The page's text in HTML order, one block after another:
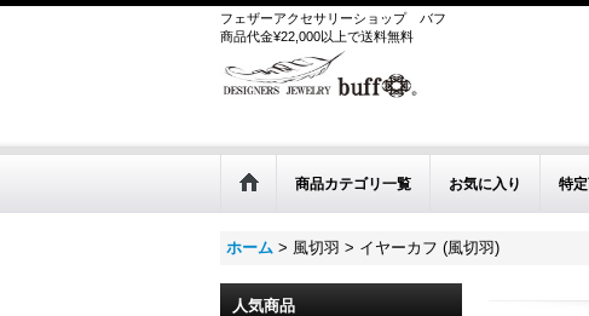
フェザーアクセサリーショップ
バフ
商品代金¥22,000以上で送料無料
商品カテゴリ一覧 お気に入り 特
ホーム > 風切羽 > イヤーカフ (風切羽)
人気商品